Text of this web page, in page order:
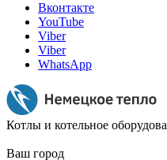
Вконтакте
YouTube
Viber
Viber
WhatsApp
Котлы и котельное
Ваш город